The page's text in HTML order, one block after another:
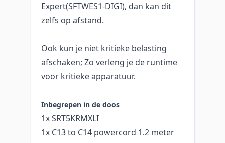
Expert(SFTWES1-DIGI), dan kan dit
zelfs op afstand.
Ook kun je niet kritieke belasting
afschaken; Zo verleng je de runtime
voor kritieke apparatuur.
Inbegrepen in de doos
1x SRT5KRMXLI
1x C13 to C14 powercord 1.2 meter